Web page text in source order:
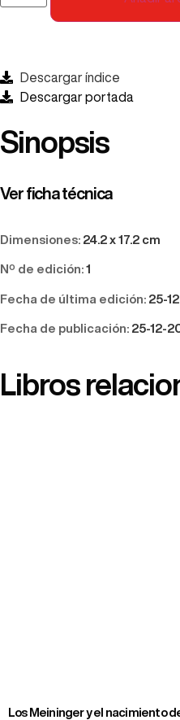
Descargar índice
Descargar portada
Sinopsis
Ver ficha técnica
Dimensiones: 24.2 x 17.2 cm
Nº de edición: 1
Fecha de última edición: 25-
Fecha de publicación: 25-12-
Libros
Los Meininger y el nacimiento